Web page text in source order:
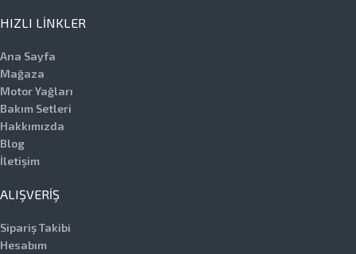
HIZLI LINKLER
Ana Sayfa
Mağaza
Motor Yağları
Bakım Setleri
Hakkımızda
Blog
İletişim
ALIŞVERIŞ
Sipariş Takibi
Hesabım